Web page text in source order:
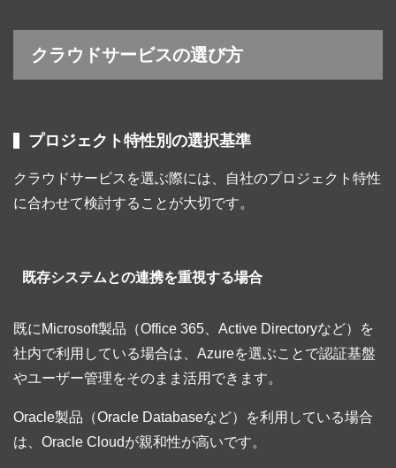
クラウドサービスの選び方
プロジェクト特性別の選択基準
クラウドサービスを選ぶ際には、自社のプロジェクト特性
に合わせて検討することが大切です。
既存システムとの連携を重視する場合
既にMicrosoft製品（Office 365、Active Directoryなど）を
社内で利用している場合は、Azureを選ぶことで認証基盤
やユーザー管理をそのまま活用できます。
Oracle製品（Oracle Databaseなど）を利用している場合
は、Oracle Cloudが親和性が高いです。